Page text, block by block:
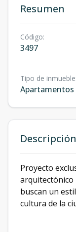
Resumen
Código:
3497
Tipo de inmueble
Apartamentos
Descripción
Proyecto
arquitectónico
buscan un
cultura de la